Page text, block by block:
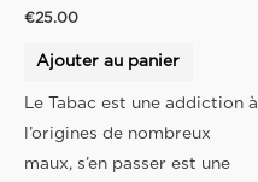
€25.00
Ajouter au panier
Le Tabac est une addiction à
l’origines de nombreux
maux, s’en passer est une